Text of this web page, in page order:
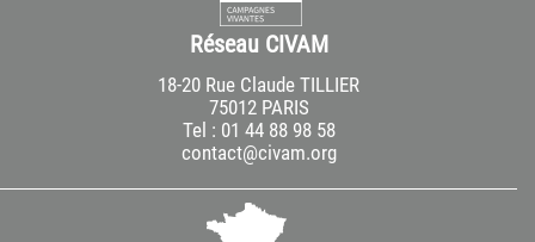
Réseau CIVAM
18-20 Rue Claude TILLIER
75012 PARIS
Tel : 01 44 88 98 58
contact@civam.org